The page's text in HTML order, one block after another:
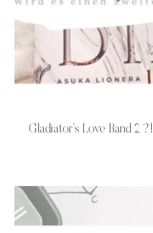
Gladiator’s Love Band 2 ?!